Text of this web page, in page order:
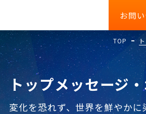
お問
TOP
トップメッセージ
変化を恐れず、世界を鮮やかに